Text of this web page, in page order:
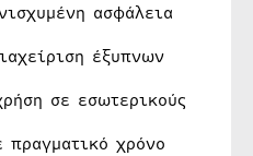
ασφάλεια
έξυπνων
σε εσωτερικούς
χρόνο